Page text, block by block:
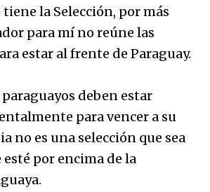
se coronó campeón del fútbol
16/12/2025
la Selección, por más
para mí no reúne las
estar al frente de Paraguay.
deben estar
para vencer a su
no es una selección que sea
esté por encima de la